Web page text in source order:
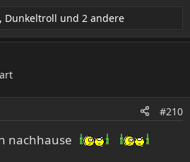
, Dunkeltroll und 2 andere
#210
nachhause